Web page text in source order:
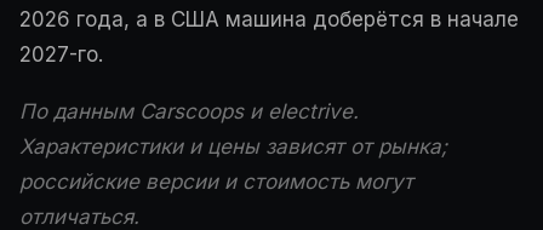
2026 года, а в США машина доберётся в начале
2027-го.
По данным Carscoops и electrive.
Характеристики и цены зависят от рынка;
российские версии и стоимость могут
отличаться.